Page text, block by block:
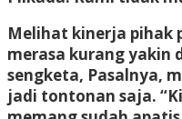
Melihat kinerja pihak
merasa kurang yakin
sengketa, Pasalnya,
jadi tontonan saja.